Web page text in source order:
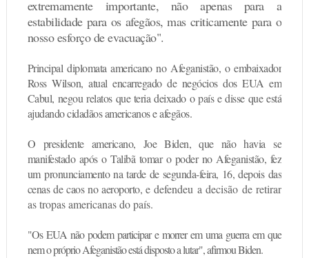
extremamente importante, não apenas para a
estabilidade para os afegãos, mas criticamente para o
nosso esforço de evacuação".
Principal diplomata americano no Afeganistão, o embaixador
Ross Wilson, atual encarregado de negócios dos EUA em
Cabul, negou relatos que teria deixado o país e disse que está
ajudando cidadãos americanos e afegãos.
O presidente americano, Joe Biden, que não havia se
manifestado após o Talibã tomar o poder no Afeganistão, fez
um pronunciamento na tarde de segunda-feira, 16, depois das
cenas de caos no aeroporto, e defendeu a decisão de retirar
as tropas americanas do país.
"Os EUA não podem participar e morrer em uma guerra em que
nem o próprio Afeganistão está disposto a lutar", afirmou Biden.